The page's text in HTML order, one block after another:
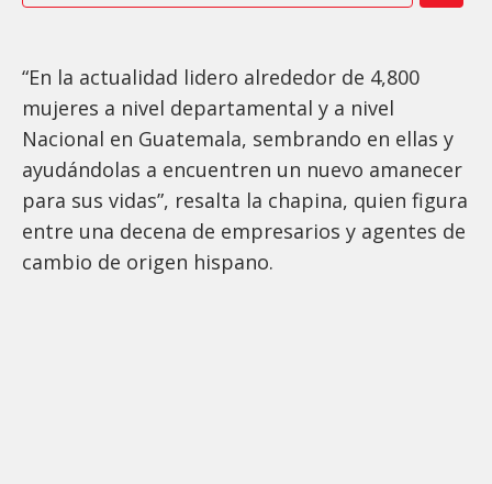
“En la actualidad lidero alrededor de 4,800
mujeres a nivel departamental y a nivel
Nacional en Guatemala, sembrando en ellas y
ayudándolas a encuentren un nuevo amanecer
para sus vidas”, resalta la chapina, quien figura
entre una decena de empresarios y agentes de
cambio de origen hispano.